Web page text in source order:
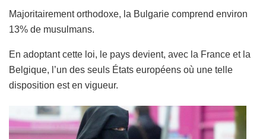
Majoritairement orthodoxe, la Bulgarie comprend environ
13% de musulmans.
En adoptant cette loi, le pays devient, avec la France et la
Belgique, l’un des seuls États européens où une telle
disposition est en vigueur.